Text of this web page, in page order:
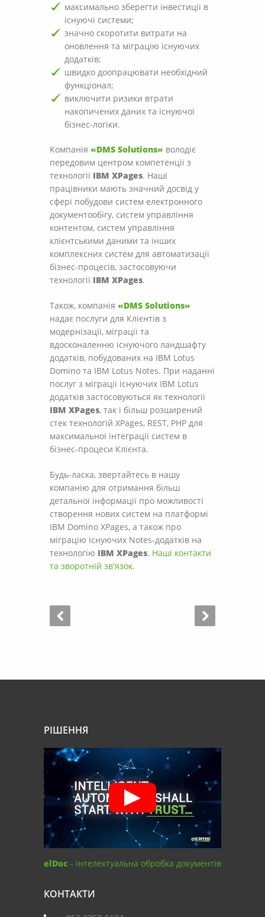
максимально зберегти інвестиції в
існуючі системи;
значно скоротити витрати на
оновлення та міграцію існуючих
додатків;
швидко доопрацювати необхідний
функціонал;
виключити ризики втрати
накопичених даних та існуючої
бізнес-логіки.
Компанія «DMS Solutions» володіє
передовим центром компетенції з
технології IBM XPages. Наші
працівники мають значний досвід у
сфері побудови систем електронного
документообігу, систем управління
контентом, систем управління
клієнтськими даними та інших
комплексних систем для автоматизації
бізнес-процесів, застосовуючи
технології IBM XPages.
Також, компанія «DMS Solutions»
надає послуги для Клієнтів з
модернізації, міграції та
вдосконаленню існуючого ландшафту
додатків, побудованих на IBM Lotus
Domino та IBM Lotus Notes. При наданні
послуг з міграції існуючих IBM Lotus
додатків застосовуються як технології
IBM XPages, так і більш розширений
стек технологій XPages, REST, PHP для
максимальної інтеграції систем в
бізнес-процеси Клієнта.
Будь-ласка, звертайтесь в нашу
компанію для отримання більш
детальної інформації про можливості
створення нових систем на платформі
IBM Domino XPages, а також про
міграцію існуючих Notes-додатків на
технологію IBM XPages. Наші контакти
та зворотній зв'язок.
РІШЕННЯ
elDoc - інтелектуальна обробка документів
КОНТАКТИ